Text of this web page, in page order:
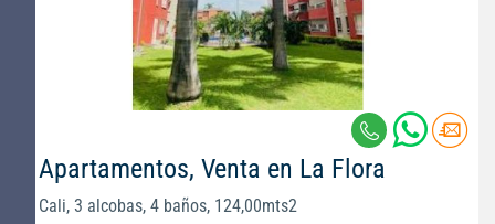
Apartamentos, Venta en La Flora
Cali, 3 alcobas, 4 baños, 124,00mts2